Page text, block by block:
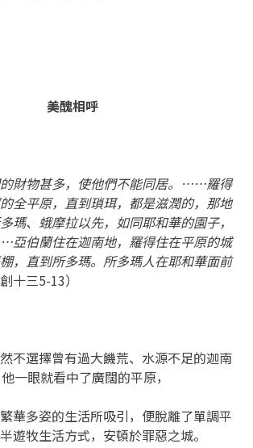
美醜相呼
財物甚多，使他們不能同居。……羅得
全平原，直到瑣珥，都是滋潤的，那地
瑪、蛾摩拉以先，如同耶和華的園子，
亞伯蘭住在迦南地，羅得住在平原的城
，直到所多瑪。所多瑪人在耶和華面前
十三5-13）
不選擇曾有過大饑荒、水源不足的迦南
一眼就看中了廣闊的平原，
華多姿的生活所吸引，便脫離了單調平
遊牧生活方式，安頓於罪惡之城。